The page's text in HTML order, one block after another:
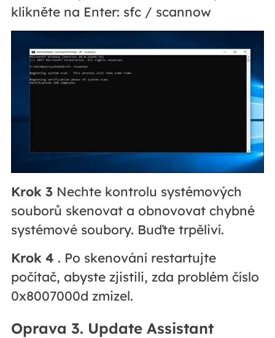
klikněte na Enter: sfc / scannow
Krok 3Nechte kontrolu systémových
souborů skenovat a obnovovat chybné
systémové soubory. Buďte trpěliví.
Krok 4 . Po skenování restartujte
počítač, abyste zjistili, zda problém číslo
0x8007000d zmizel.
Oprava 3. Update Assistant